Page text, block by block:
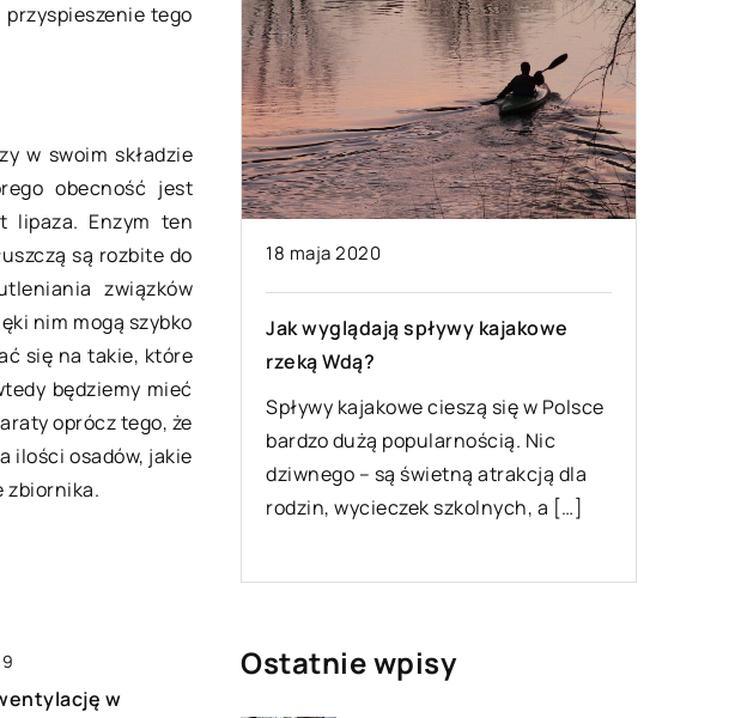
tego
w swoim składzie
obecność jest
lipaza. Enzym ten
są rozbite do
związków
nim mogą szybko
się na takie, które
będziemy mieć
oprócz tego, że
ilości osadów, jakie
zbiornika.
w
wycena
– co warto o niej
to proces,
uświadamia nas
naszego
drugiej jest
18 maja 2020
Jak wyglądają spływy kajakowe
rzeką Wdą?
Spływy kajakowe cieszą się w Polsce
bardzo dużą popularnością. Nic
dziwnego – są świetną atrakcją dla
rodzin, wycieczek szkolnych, a […]
Ostatnie wpisy